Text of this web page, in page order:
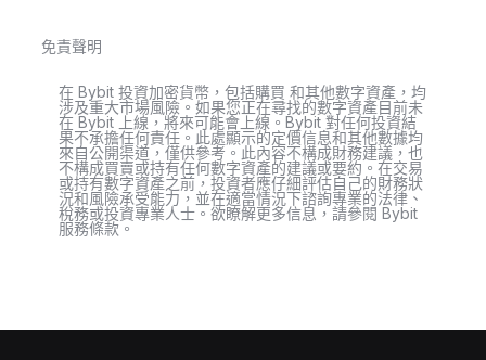
免責聲明
在 Bybit 投資加密貨幣，包括購買 和其他數字資產，均
涉及重大市場風險。如果您正在尋找的數字資產目前未
在 Bybit 上線，將來可能會上線。Bybit 對任何投資結
果不承擔任何責任。此處顯示的定價信息和其他數據均
來自公開渠道，僅供參考。此內容不構成財務建議，也
不構成買賣或持有任何數字資產的建議或要約。在交易
或持有數字資產之前，投資者應仔細評估自己的財務狀
況和風險承受能力，並在適當情況下諮詢專業的法律、
稅務或投資專業人士。欲瞭解更多信息，請參閱 Bybit
服務條款。